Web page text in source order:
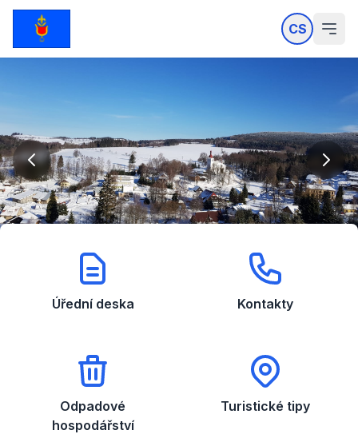
CS
Úřední deska Kontakty
Odpadové
hospodářství
Turistické tipy